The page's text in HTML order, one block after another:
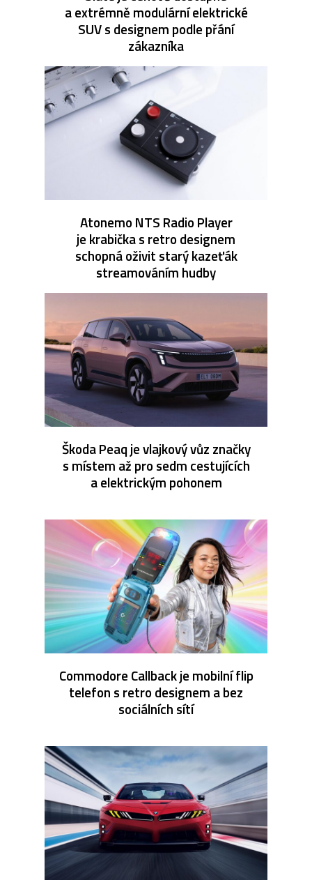
a extrémně modulární elektrické
SUV s designem podle přání
zákazníka
Atonemo NTS Radio Player
je krabička s retro designem
schopná oživit starý kazeťák
streamováním hudby
Škoda Peaq je vlajkový vůz značky
s místem až pro sedm cestujících
a elektrickým pohonem
Commodore Callback je mobilní flip
telefon s retro designem a bez
sociálních sítí